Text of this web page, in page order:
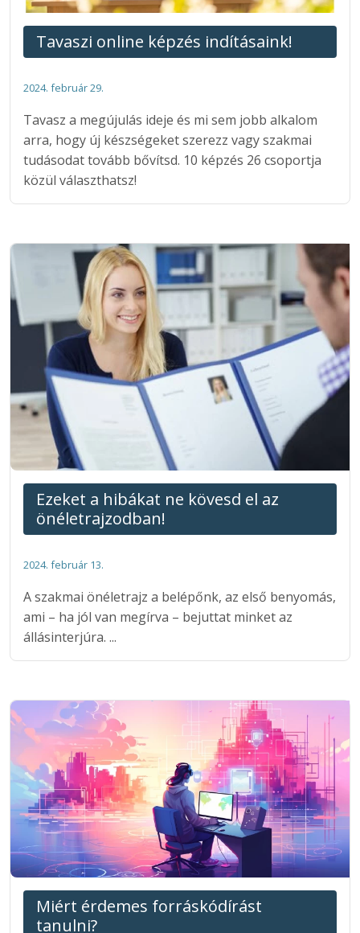
Tavaszi online képzés indításaink!
2024. február 29.
Tavasz a megújulás ideje és mi sem jobb alkalom
arra, hogy új készségeket szerezz vagy szakmai
tudásodat tovább bővítsd. 10 képzés 26 csoportja
közül választhatsz!
Ezeket a hibákat ne kövesd el az
önéletrajzodban!
2024. február 13.
A szakmai önéletrajz a belépőnk, az első benyomás,
ami – ha jól van megírva – bejuttat minket az
állásinterjúra. ...
Miért érdemes forráskódírást
tanulni?